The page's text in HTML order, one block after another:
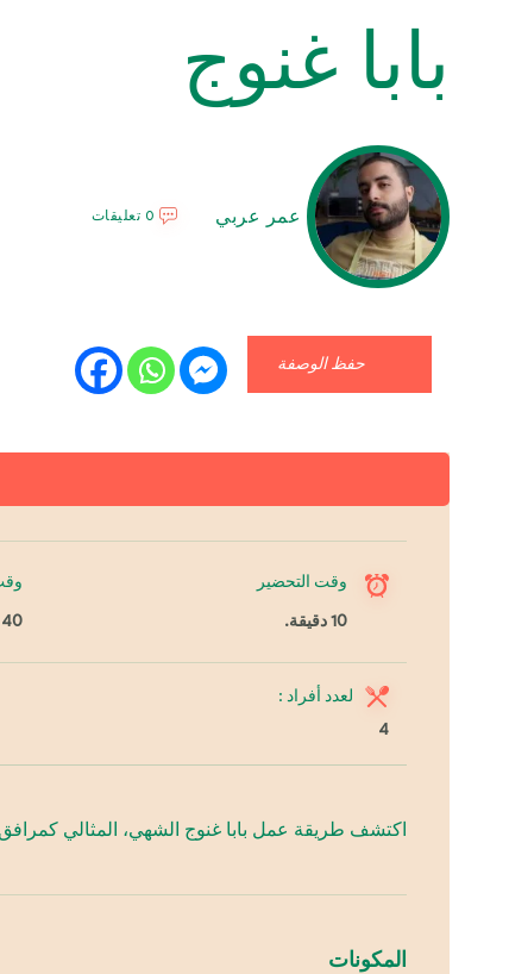
بابا غنوج
عمر عربي 0 تعليقات
حفظ الوصفة
وقت التحضير
10 دقيقة.
40 دقيقة.
لعدد أفراد :
4
اكتشف طريقة عمل بابا غنوج الشهي، المثالي كمرافق
المكونات